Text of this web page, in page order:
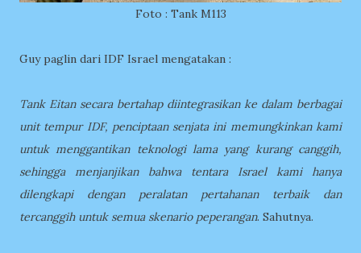
Foto : Tank M113
Guy paglin dari IDF Israel mengatakan :
Tank Eitan secara bertahap diintegrasikan ke dalam berbagai
unit tempur IDF, penciptaan senjata ini memungkinkan kami
untuk menggantikan teknologi lama yang kurang canggih,
sehingga menjanjikan bahwa tentara Israel kami hanya
dilengkapi dengan peralatan pertahanan terbaik dan
tercanggih untuk semua skenario peperangan. Sahutnya.